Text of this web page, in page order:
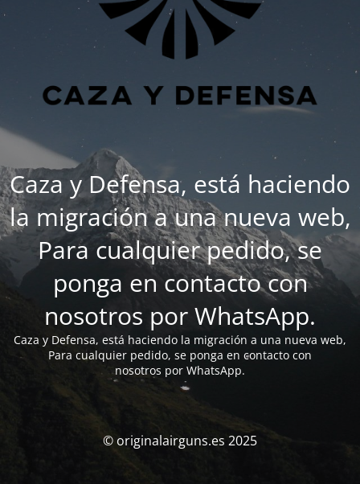
Caza y Defensa, está haciendo
la migración a una nueva web,
Para cualquier pedido, se
ponga en contacto con
nosotros por WhatsApp.
Caza y Defensa, está haciendo la migración a una nueva web,
Para cualquier pedido, se ponga en contacto con
nosotros por WhatsApp.
© originalairguns.es 2025